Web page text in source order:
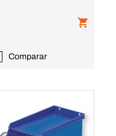
Comparar